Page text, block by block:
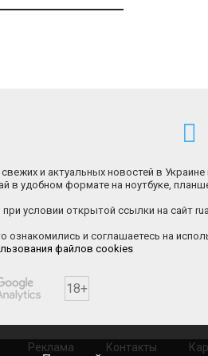
и актуальных новостей в Украине
в удобном формате на ноутбуке,
условии открытой ссылки на сайт
и соглашаетесь на
файлов cookies
18+
Реклама Контакты